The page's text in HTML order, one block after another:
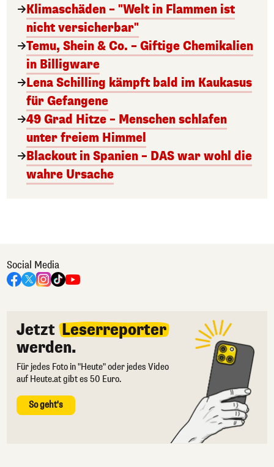
Klimaschäden – "Welt in Flammen ist
nicht versicherbar"
Temu, Shein & Co. – Giftige Chemikalien
in Billigware
Lena Schilling kämpft bald im Kaukasus
für Gefangene
49 Grad Hitze – Menschen schlafen
unter freiem Himmel
Blackout in Spanien – DAS war wohl die
wahre Ursache
Social Media
Jetzt Leserreporter
werden.
Für jedes Foto in "Heute" oder jedes Video
auf Heute.at gibt es 50 Euro.
So geht's